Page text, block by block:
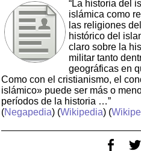
“La historia del
islámica como
las religiones
histórico del
claro sobre la
militar tanto
geográficas en
Como con el cristianismo, el
islámico» puede ser más o
períodos de la historia …”
(Negapedia) (Wikipedia) (